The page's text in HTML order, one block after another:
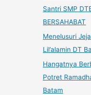
Santri SMP
BERSAHABAT
Menelusuri
Lil’alamin DT
Hangatnya
Potret
Batam